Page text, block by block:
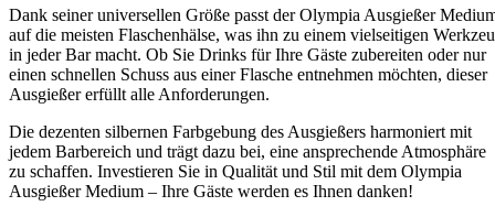
Dank seiner universellen Größe passt der Olympia Ausgießer
auf die meisten Flaschenhälse, was ihn zu einem vielseitigen
in jeder Bar macht. Ob Sie Drinks für Ihre Gäste zubereiten oder nur
einen schnellen Schuss aus einer Flasche entnehmen möchten, dieser
Ausgießer erfüllt alle Anforderungen.
Die dezenten silbernen Farbgebung des Ausgießers harmoniert mit
jedem Barbereich und trägt dazu bei, eine ansprechende Atmosphäre
zu schaffen. Investieren Sie in Qualität und Stil mit dem Olympia
Ausgießer Medium – Ihre Gäste werden es Ihnen danken!